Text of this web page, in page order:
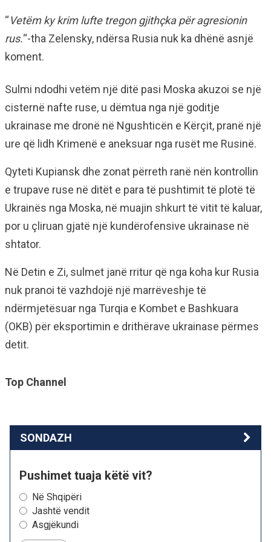
“Vetëm ky krim lufte tregon gjithçka për agresionin
rus.“-tha Zelensky, ndërsa Rusia nuk ka dhënë asnjë
koment.
Sulmi ndodhi vetëm një ditë pasi Moska akuzoi se një
cisternë nafte ruse, u dëmtua nga një goditje
ukrainase me dronë në Ngushticën e Kërçit, pranë një
ure që lidh Krimenë e aneksuar nga rusët me Rusinë.
Qyteti Kupiansk dhe zonat përreth ranë nën kontrollin
e trupave ruse në ditët e para të pushtimit të plotë të
Ukrainës nga Moska, në muajin shkurt të vitit të kaluar,
por u çliruan gjatë një kundërofensive ukrainase në
shtator.
Në Detin e Zi, sulmet janë rritur që nga koha kur Rusia
nuk pranoi të vazhdojë një marrëveshje të
ndërmjetësuar nga Turqia e Kombet e Bashkuara
(OKB) për eksportimin e drithërave ukrainase përmes
detit.
Top Channel
SONDAZH
Pushimet tuaja këtë vit?
Në Shqipëri
Jashtë vendit
Asgjëkundi